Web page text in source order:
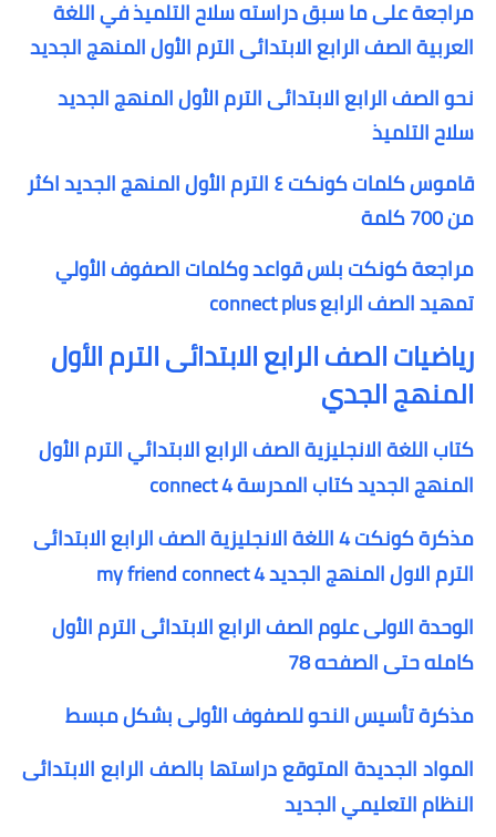
مراجعة على ما سبق دراسته سلاح التلميذ في اللغة
العربية الصف الرابع الابتدائى الترم الأول المنهج الجديد
نحو الصف الرابع الابتدائى الترم الأول المنهج الجديد
سلاح التلميذ
قاموس كلمات كونكت ٤ الترم الأول المنهج الجديد اكثر
من 700 كلمة
مراجعة كونكت بلس قواعد وكلمات الصفوف الأولي
تمهيد الصف الرابع connect plus
رياضيات الصف الرابع الابتدائى الترم الأول
المنهج الجدي
كتاب اللغة الانجليزية الصف الرابع الابتدائي الترم الأول
المنهج الجديد كتاب المدرسة connect 4
مذكرة كونكت 4 اللغة الانجليزية الصف الرابع الابتدائى
الترم الاول المنهج الجديد my friend connect 4
الوحدة الاولى علوم الصف الرابع الابتدائى الترم الأول
كامله حتى الصفحه 78
مذكرة تأسيس النحو للصفوف الأولى بشكل مبسط
المواد الجديدة المتوقع دراستها بالصف الرابع الابتدائى
النظام التعليمي الجديد